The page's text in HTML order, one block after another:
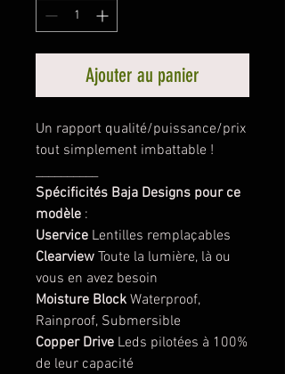
Ajouter au panier
Un rapport qualité/puissance/prix
tout simplement imbattable !
Spécificités Baja Designs pour ce
modèle :
Uservice Lentilles remplaçables
Clearview Toute la lumière, là ou
vous en avez besoin
Moisture Block Waterproof,
Rainproof, Submersible
Copper Drive Leds pilotées à 100%
de leur capacité